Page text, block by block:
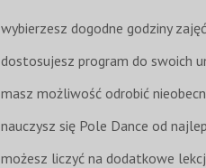
wybierzesz dogodne godziny zajęć
dostosujesz program do swoich
masz możliwość odrobić
nauczysz się Pole Dance od
możesz liczyć na dodatkowe